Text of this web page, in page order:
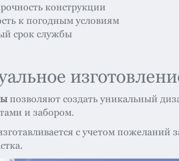
конструкции
к погодным условиям
срок службы
позволяют создать уникальный
и забором.
с учетом пожеланий